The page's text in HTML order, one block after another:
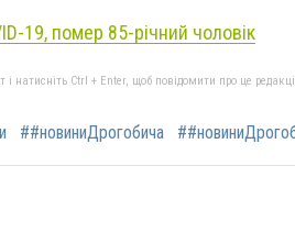
19, помер 85-річний чоловік
натисніть Ctrl + Enter, щоб повідомити про це
##новиниДрогобича